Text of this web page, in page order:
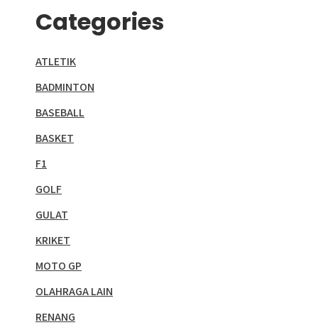
Categories
ATLETIK
BADMINTON
BASEBALL
BASKET
F1
GOLF
GULAT
KRIKET
MOTO GP
OLAHRAGA LAIN
RENANG